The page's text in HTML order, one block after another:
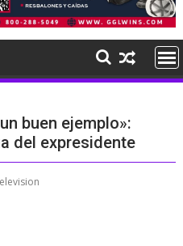
buen ejemplo»:
del expresidente